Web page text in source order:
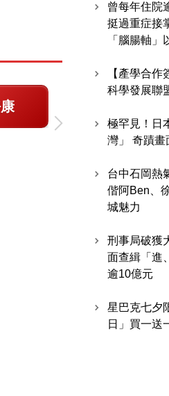
曾每年住院
挺過重症接
「腦腸軸
【產學合
科學發展聯
極罕見！日
灣」 奇蹟畫
台中石岡熱
偕阿Ben、
城魅力
刑事局破獲
面查緝「進
逾10億元
星巴克七夕
日」買一送